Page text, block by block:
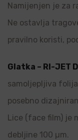
Namijenjen je za
Ne ostavlja
pravilno koristi,
Glatka – RI-JET
samoljepljiva
posebno
Lice (face film) je
debljine 100 µm.